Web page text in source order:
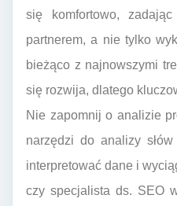
się komfortowo,
partnerem, a nie tylko
bieżąco z najnowszymi
się rozwija, dlatego
Nie zapomnij o analizie
narzędzi do analizy
interpretować dane i
czy specjalista ds. SEO